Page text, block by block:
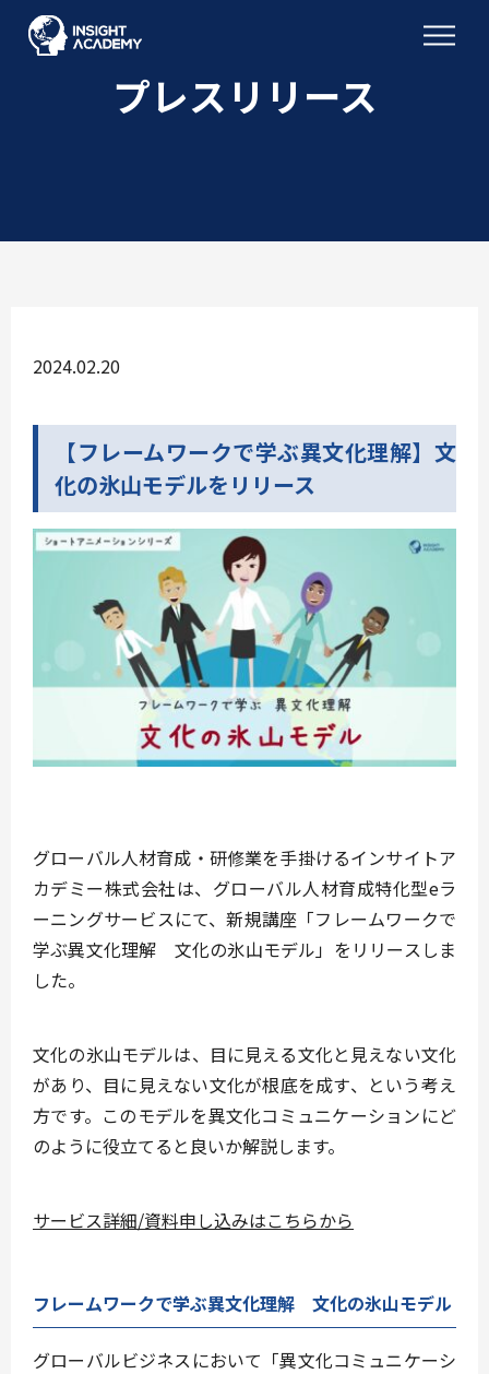
プレスリリース
2024.02.20
【フレームワークで学ぶ異文化理解】文
化の氷山モデルをリリース
グローバル人材育成・研修業を手掛けるインサイトア
カデミー株式会社は、グローバル人材育成特化型eラ
ーニングサービスにて、新規講座「フレームワークで
学ぶ異文化理解 文化の氷山モデル」をリリースしま
した。
文化の氷山モデルは、目に見える文化と見えない文化
があり、目に見えない文化が根底を成す、という考え
方です。このモデルを異文化コミュニケーションにど
のように役立てると良いか解説します。
サービス詳細/資料申し込みはこちらから
フレームワークで学ぶ異文化理解 文化の氷山モデル
グローバルビジネスにおいて「異文化コミュニケーシ